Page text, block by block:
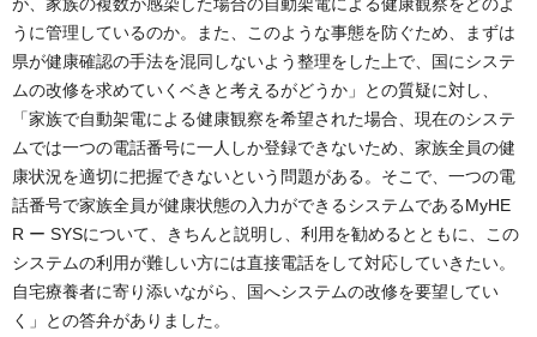
うに管理しているのか。また、このような事態を防ぐため、まずは
県が健康確認の手法を混同しないよう整理をした上で、国にシステ
ムの改修を求めていくベきと考えるがどうか」との質疑に対し、
「家族で自動架電による健康観察を希望された場合、現在のシステ
ムでは一つの電話番号に一人しか登録できないため、家族全員の健
康状況を適切に把握できないという問題がある。そこで、一つの電
話番号で家族全員が健康状態の入力ができるシステムであるMyHE
R ー SYSについて、きちんと説明し、利用を勧めるとともに、この
システムの利用が難しい方には直接電話をして対応していきたい。
自宅療養者に寄り添いながら、国へシステムの改修を要望してい
く」との答弁がありました。